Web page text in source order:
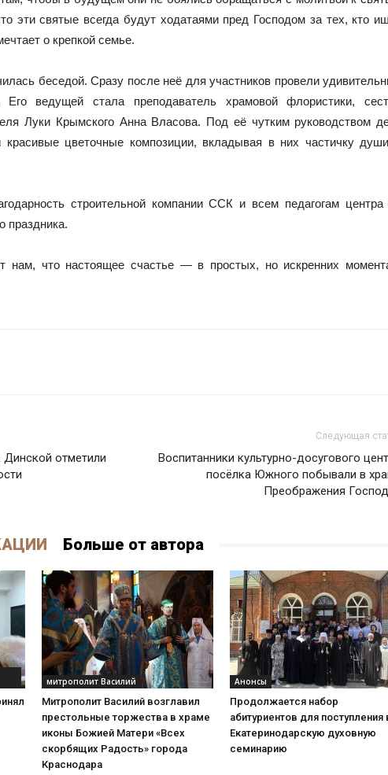
эти святые всегда будут ходатаями пред Господом за тех, кто
о крепкой семье.
беседой. Сразу после неё для участников провели
Его ведущей стала преподаватель храмовой флористики,
Луки Крымского Анна Власова. Под её чутким руководством
красивые цветочные композиции, вкладывая в них частичку
строительной компании ССК и всем педагогам центра
праздника.
нам, что настоящее счастье — в простых, но искренних
отметили
Следующая
Воспитанники культурно-досугового
посёлка Южного побывали в
Преображения
Больше от автора
митрополит Василий
Митрополит Василий возглавил
престольные торжества в храме
иконы Божией Матери «Всех
скорбящих Радость» города
Краснодара
Анонсы
Продолжается набор
абитуриентов для поступления
Екатеринодарскую духовную
семинарию